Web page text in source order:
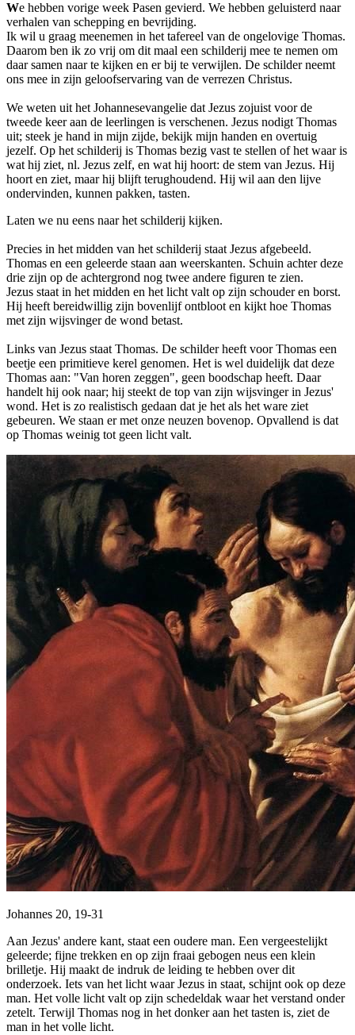
We hebben vorige week Pasen gevierd. We hebben geluisterd naar
verhalen van schepping en bevrijding.
Ik wil u graag meenemen in het tafereel van de ongelovige Thomas.
Daarom ben ik zo vrij om dit maal een schilderij mee te nemen om
daar samen naar te kijken en er bij te verwijlen. De schilder neemt
ons mee in zijn geloofservaring van de verrezen Christus.
We weten uit het Johannesevangelie dat Jezus zojuist voor de
tweede keer aan de leerlingen is verschenen. Jezus nodigt Thomas
uit; steek je hand in mijn zijde, bekijk mijn handen en overtuig
jezelf. Op het schilderij is Thomas bezig vast te stellen of het waar is
wat hij ziet, nl. Jezus zelf, en wat hij hoort: de stem van Jezus. Hij
hoort en ziet, maar hij blijft terughoudend. Hij wil aan den lijve
ondervinden, kunnen pakken, tasten.
Laten we nu eens naar het schilderij kijken.
Precies in het midden van het schilderij staat Jezus afgebeeld.
Thomas en een geleerde staan aan weerskanten. Schuin achter deze
drie zijn op de achtergrond nog twee andere figuren te zien.
Jezus staat in het midden en het licht valt op zijn schouder en borst.
Hij heeft bereidwillig zijn bovenlijf ontbloot en kijkt hoe Thomas
met zijn wijsvinger de wond betast.
Links van Jezus staat Thomas. De schilder heeft voor Thomas een
beetje een primitieve kerel genomen. Het is wel duidelijk dat deze
Thomas aan: "Van horen zeggen", geen boodschap heeft. Daar
handelt hij ook naar; hij steekt de top van zijn wijsvinger in Jezus'
wond. Het is zo realistisch gedaan dat je het als het ware ziet
gebeuren. We staan er met onze neuzen bovenop. Opvallend is dat
op Thomas weinig tot geen licht valt.
Johannes 20, 19-31
Aan Jezus' andere kant, staat een oudere man. Een vergeestelijkt
geleerde; fijne trekken en op zijn fraai gebogen neus een klein
brilletje. Hij maakt de indruk de leiding te hebben over dit
onderzoek. Iets van het licht waar Jezus in staat, schijnt ook op deze
man. Het volle licht valt op zijn schedeldak waar het verstand onder
zetelt. Terwijl Thomas nog in het donker aan het tasten is, ziet de
man in het volle licht.